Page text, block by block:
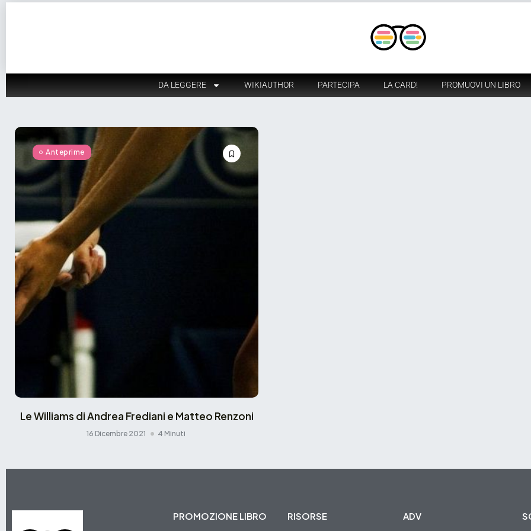
DA LEGGERE WIKIAUTHOR PARTECIPA LA CARD! PROMUOVI UN LIBRO
Anteprime
Le Williams di Andrea Frediani e Matteo Renzoni
16 Dicembre 2021 4 Minuti
PROMOZIONE LIBRO RISORSE ADV